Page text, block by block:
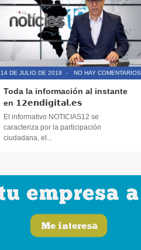
14 DE JULIO DE 2019 - NO HAY COMENTARIOS
Toda la información al instante
en 𝟭𝟮𝗲𝗻𝗱𝗶𝗴𝗶𝘁𝗮𝗹.𝗲𝘀
El informativo NOTICIAS12 se
caracteriza por la participación
ciudadana, el...